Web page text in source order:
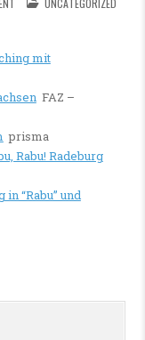
UNCATEGORIZED
mit
FAZ –
prisma
Rabu! Radeburg
“Rabu” und